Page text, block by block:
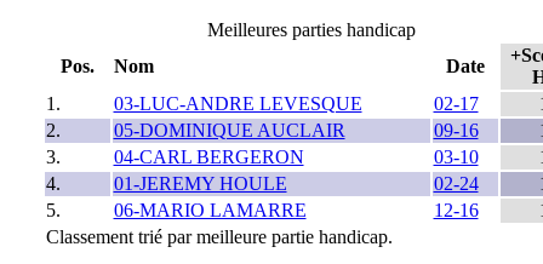
Meilleures parties handicap
Pos.
Nom Date
1.
03-LUC-ANDRE LEVESQUE 02-17
2.
05-DOMINIQUE AUCLAIR 09-16
3.
04-CARL BERGERON 03-10
4.
01-JEREMY HOULE 02-24
5.
06-MARIO LAMARRE 12-16
Classement trié par meilleure partie handicap.